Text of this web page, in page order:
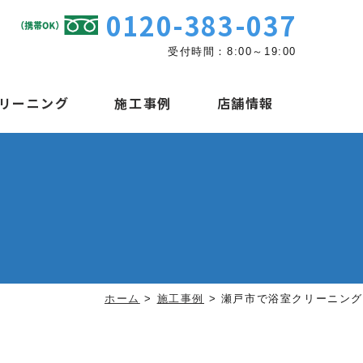
0120-383-037
受付時間：8:00～19:00
ーニング 施工事例 店舗情報
ホーム > 施工事例 > 瀬戸市で浴室クリーニング